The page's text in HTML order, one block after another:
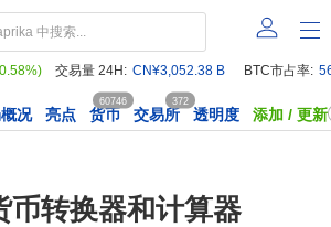
交易量 24H: CN¥3,052.38 B BTC市占率:
况 亮点 货币
60746
交易所
372
透明度 添加 / 更新
币转换器和计算器